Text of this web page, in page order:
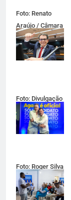
Foto: Renato
Araújo / Câmara
dos Deputados
Foto: Divulgação
Foto: Roger Silva